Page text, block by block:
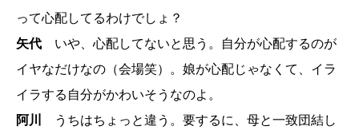
って心配してるわけでしょ？
矢代 いや、心配してないと思う。自分が心配するのが
イヤなだけなの（会場笑）。娘が心配じゃなくて、イラ
イラする自分がかわいそうなのよ。
阿川
うちはちょっと違う。要するに、母と一致団結し